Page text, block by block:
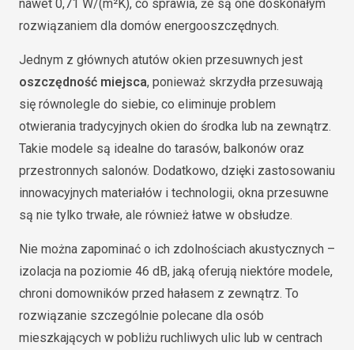
nawet 0,71 W/(m²K), co sprawia, że są one doskonałym
rozwiązaniem dla domów energooszczędnych.
Jednym z głównych atutów okien przesuwnych jest
oszczędność miejsca, ponieważ skrzydła przesuwają
się równolegle do siebie, co eliminuje problem
otwierania tradycyjnych okien do środka lub na zewnątrz.
Takie modele są idealne do tarasów, balkonów oraz
przestronnych salonów. Dodatkowo, dzięki zastosowaniu
innowacyjnych materiałów i technologii, okna przesuwne
są nie tylko trwałe, ale również łatwe w obsłudze.
Nie można zapominać o ich zdolnościach akustycznych –
izolacja na poziomie 46 dB, jaką oferują niektóre modele,
chroni domowników przed hałasem z zewnątrz. To
rozwiązanie szczególnie polecane dla osób
mieszkających w pobliżu ruchliwych ulic lub w centrach